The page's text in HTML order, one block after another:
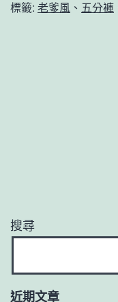
標籤: 老爹風 、 五分褲
搜尋
近期文章